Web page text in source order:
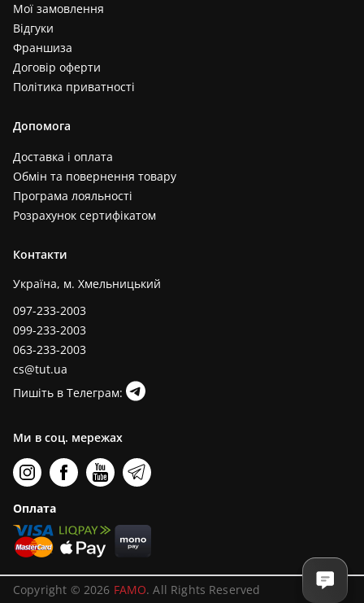
Мої замовлення
Відгуки
Франшиза
Договір оферти
Політика приватності
Допомога
Доставка і оплата
Обмін та повернення товару
Програма лояльності
Розрахунок сертифікатом
Контакти
Україна, м. Хмельницький
097-233-2003
099-233-2003
063-233-2003
cs@tut.ua
Пишіть в Телеграм:
Ми в соц. мережах
Оплата
Copyright © 2026 FAMO. All Rights Reserved